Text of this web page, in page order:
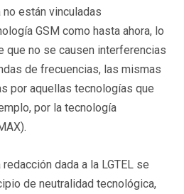
están vinculadas
GSM como hasta ahora, lo
que no se causen interferencias
de frecuencias, las mismas
por aquellas tecnologías que
por la tecnología
dada a la LGTEL se
de neutralidad tecnológica,